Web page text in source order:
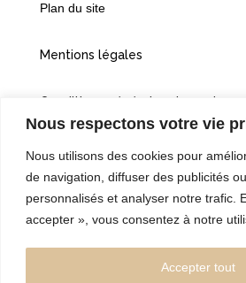
Nous respectons votre vie
Nous utilisons des cookies pour
de navigation, diffuser des publicités
personnalisés et analyser notre trafic.
accepter », vous consentez à notre
Accepter tout
Plan du site
Mentions légales
Conditions générales de vente
Politiques de confidentialité
Cookies